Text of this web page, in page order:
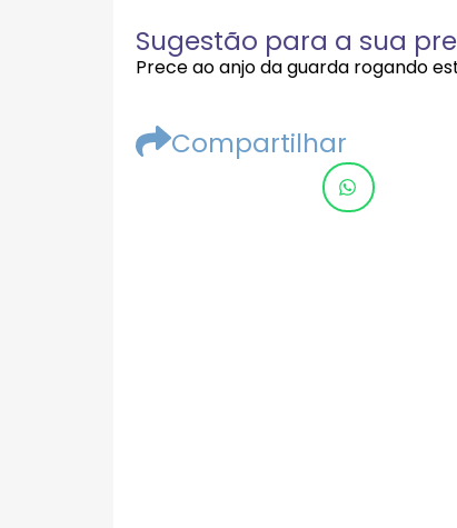
Sugestão para a sua
Prece ao anjo da guarda rogando
Compartilhar